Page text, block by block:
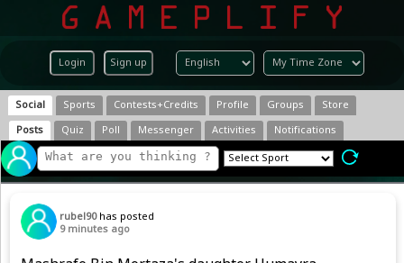
Login Sign up
Social Sports Contests+Credits Profile Groups
Store
Posts
Quiz Poll Messenger Activities Notifications
rubel90 has posted
9 minutes ago